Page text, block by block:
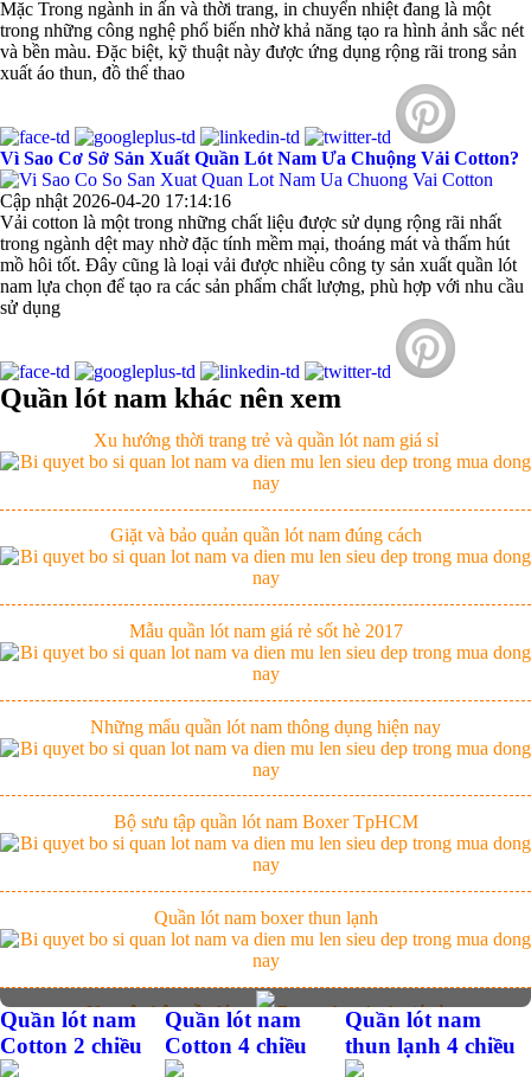
Mặc Trong ngành in ấn và thời trang, in chuyển nhiệt đang là một
trong những công nghệ phổ biến nhờ khả năng tạo ra hình ảnh sắc nét
và bền màu. Đặc biệt, kỹ thuật này được ứng dụng rộng rãi trong sản
xuất áo thun, đồ thể thao
Vì Sao Cơ Sở Sản Xuất Quần Lót Nam Ưa Chuộng Vải Cotton?
Cập nhật 2026-04-20 17:14:16
Vải cotton là một trong những chất liệu được sử dụng rộng rãi nhất
trong ngành dệt may nhờ đặc tính mềm mại, thoáng mát và thấm hút
mồ hôi tốt. Đây cũng là loại vải được nhiều công ty sản xuất quần lót
nam lựa chọn để tạo ra các sản phẩm chất lượng, phù hợp với nhu cầu
sử dụng
Quần lót nam khác nên xem
Mẫu quần short quần lót nam nữ hè thu 2017
Thị hiều quần lót nam bơi lội nam và nữ 2017
Xu hướng thời trang trẻ và quần lót nam giá sỉ
Giặt và bảo quản quần lót nam đúng cách
Mẫu quần lót nam giá rẻ sốt hè 2017
Những mẩu quần lót nam thông dụng hiện nay
Bộ sưu tập quần lót nam Boxer TpHCM
Quần lót nam boxer thun lạnh
Nguyên bộ quần lót nam Boxer thun lạnh giá rẻ
Quần lót nam
Cotton 2 chiều
Quần lót nam
Cotton 4 chiều
Quần lót nam
thun lạnh 4 chiều